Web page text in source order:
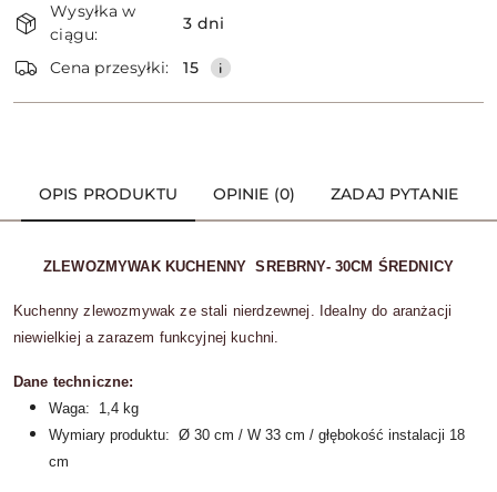
i
dostawa
Wysyłka w
ciągu:
3 dni
Cena przesyłki: 15
OPIS PRODUKTU OPINIE (0) ZADAJ PYTANIE
ZLEWOZMYWAK KUCHENNY SREBRNY- 30CM ŚREDNICY
Kuchenny zlewozmywak ze stali nierdzewnej. Idealny do aranżacji
niewielkiej a zarazem funkcyjnej kuchni.
Dane techniczne:
Waga: 1,4 kg
Wymiary produktu: Ø 30 cm / W 33 cm / głębokość instalacji 18
cm